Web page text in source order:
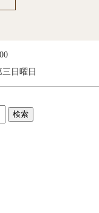
日曜日
検索